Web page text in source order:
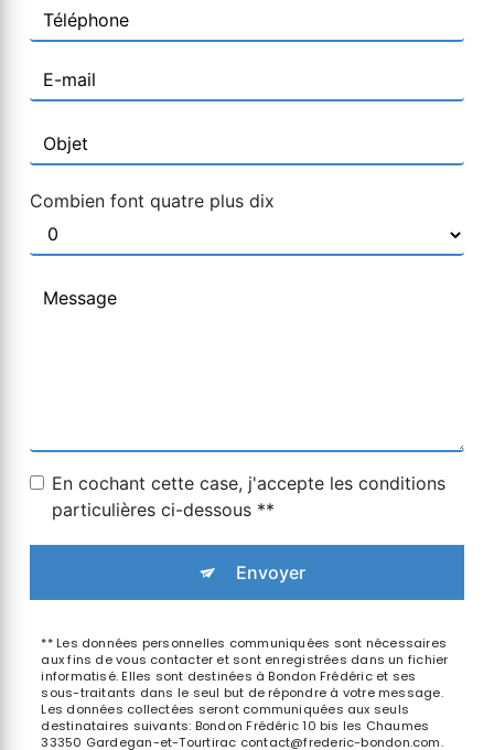
Combien font quatre plus dix
En cochant cette case, j'accepte les conditions
particulières ci-dessous **
Envoyer
** Les données personnelles communiquées sont nécessaires
aux fins de vous contacter et sont enregistrées dans un fichier
informatisé. Elles sont destinées à Bondon Frédéric et ses
sous-traitants dans le seul but de répondre à votre message.
Les données collectées seront communiquées aux seuls
destinataires suivants: Bondon Frédéric 10 bis les Chaumes
33350 Gardegan-et-Tourtirac contact@frederic-bondon.com.